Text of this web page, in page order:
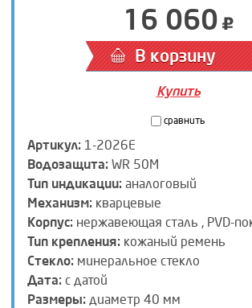
16 060
В корзину
Купить
сравнить
Артикул: 1-2026E
Водозащита: WR 50M
Тип индикации: аналоговый
Механизм: кварцевые
Корпус: нержавеющая сталь , PVD-
Тип крепления: кожаный ремень
Стекло: минеральное стекло
Дата: с датой
Размеры: диаметр 40 мм